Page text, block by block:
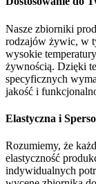
Nasze zbiorniki
rodzajów żywic, w
wysokie
żywnością. Dzięki
specyficznych
jakość i
Elastyczna i
Rozumiemy, że
elastyczność
indywidualnych